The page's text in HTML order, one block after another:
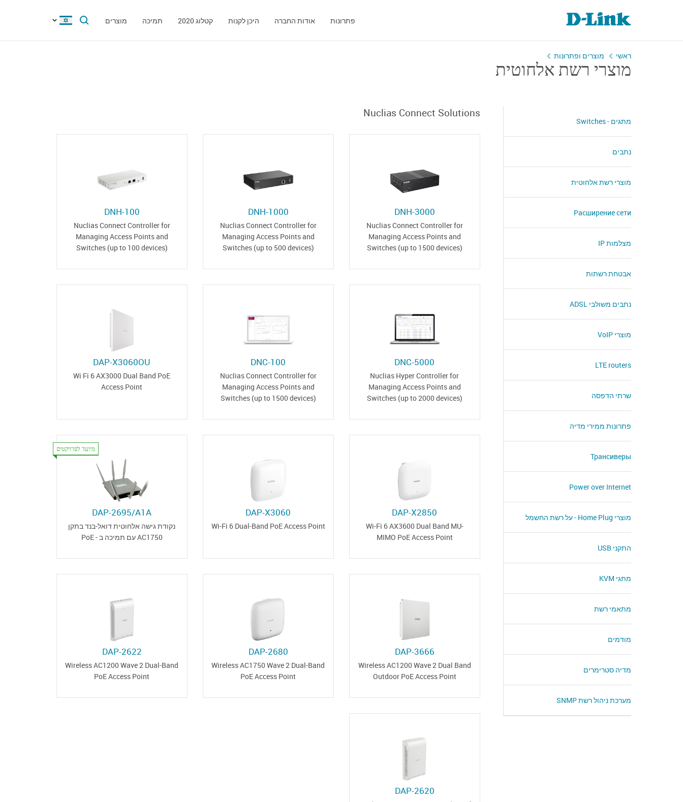
פתרונות אודות החברה היכן לקנות קטלוג 2020 תמיכה מוצרים
ראשי מוצרים ופתרונות
מוצרי רשת אלחוטית
מתגים - Switches
נתבים
מוצרי רשת אלחוטית
Расширение сети
מצלמות IP
אבטחת רשתות
נתבים משולבי ADSL
מוצרי VoIP
LTE routers
שרתי הדפסה
פתרונות ממירי מדיה
Трансиверы
Power over Internet
מוצרי Home Plug - על רשת החשמל
התקני USB
מתגי KVM
מתאמי רשת
מודמים
מדיה סטרימרים
מערכת ניהול רשת SNMP
Nuclias Connect Solutions
DNH-3000
Nuclias Connect Controller for
Managing Access Points and
Switches (up to 1500 devices)
DNH-1000
Nuclias Connect Controller for
Managing Access Points and
Switches (up to 500 devices)
DNH-100
Nuclias Connect Controller for
Managing Access Points and
Switches (up to 100 devices)
DNC-5000
Nuclias Hyper Controller for
Managing Access Points and
Switches (up to 2000 devices)
DNC-100
Nuclias Connect Controller for
Managing Access Points and
Switches (up to 1500 devices)
DAP-X3060OU
Wi Fi 6 AX3000 Dual Band PoE
Access Point
DAP-X2850
Wi-Fi 6 AX3600 Dual Band MU-
MIMO PoE Access Point
DAP-X3060
Wi-Fi 6 Dual-Band PoE Access Point
מיועד לפרויקטים
DAP-2695/A1A
נקודת גישה אלחוטית דואל-בנד בתקן
AC1750 עם תמיכה ב - PoE
DAP-3666
Wireless AC1200 Wave 2 Dual Band
Outdoor PoE Access Point
DAP-2680
Wireless AC1750 Wave 2 Dual-Band
PoE Access Point
DAP-2622
Wireless AC1200 Wave 2 Dual-Band
PoE Access Point
DAP-2620